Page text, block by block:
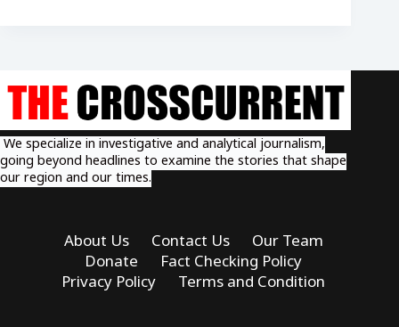
We specialize in investigative and analytical journalism,
going beyond headlines to examine the stories that shape
our region and our times.
About Us Contact Us
Our Team
Donate
Fact Checking Policy
Privacy Policy
Terms and Condition